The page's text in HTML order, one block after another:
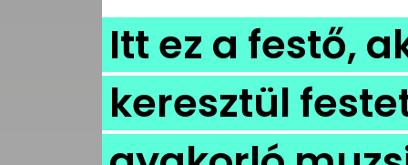
DIVAT
HIP
KULT
Itt ez a festő,
keresztül